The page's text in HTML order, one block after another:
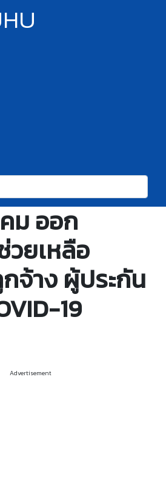
ม ออก
วยเหลือ
จ้าง ผู้ประกัน
19
Advertisement